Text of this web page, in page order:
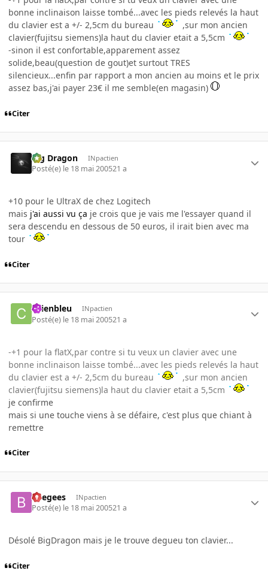
bonne inclinaison laisse tombé...avec les pieds relevés la haut
du clavier est a +/- 2,5cm du bureau
,sur mon ancien
clavier(fujitsu siemens)la haut du clavier etait a 5,5cm
-sinon il est confortable,apparement assez
solide,beau(question de gout)et surtout TRES
silencieux...enfin par rapport a mon ancien au moins et le prix
assez bas,j'ai payer 23€ il me semble(en magasin)
Citer
Big Dragon INpactien
Posté(e) le 18 mai 200521 a
+10 pour le UltraX de chez Logitech
mais j'ai aussi vu ça je crois que je vais me l'essayer quand il
sera descendu en dessous de 50 euros, il irait bien avec ma
tour
Citer
chienbleu INpactien
Posté(e) le 18 mai 200521 a
-+1 pour la flatX,par contre si tu veux un clavier avec une
bonne inclinaison laisse tombé...avec les pieds relevés la haut
du clavier est a +/- 2,5cm du bureau
,sur mon ancien
clavier(fujitsu siemens)la haut du clavier etait a 5,5cm
je confirme
mais si une touche viens à se défaire, c'est plus que chiant à
remettre
Citer
beegees INpactien
Posté(e) le 18 mai 200521 a
Désolé BigDragon mais je le trouve degueu ton clavier...
Citer